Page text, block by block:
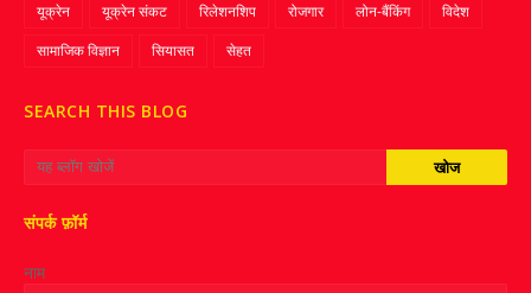
यूक्रेन
यूक्रेन संकट रिलेशनशिप रोजगार लोन-बैंकिंग
विदेश
सामाजिक विज्ञान
सियासत सेहत
SEARCH THIS BLOG
संपर्क फ़ॉर्म
नाम